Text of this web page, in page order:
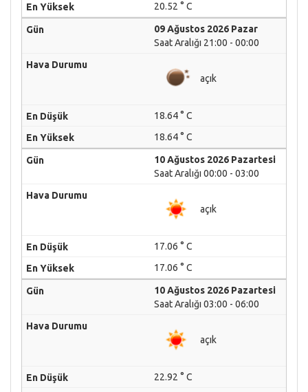
20.52 ° C
09 Ağustos 2026 Pazar
Saat Aralığı 21:00 - 00:00
açık
18.64 ° C
18.64 ° C
10 Ağustos 2026 Pazartesi
Saat Aralığı 00:00 - 03:00
açık
17.06 ° C
17.06 ° C
10 Ağustos 2026 Pazartesi
Saat Aralığı 03:00 - 06:00
açık
22.92 ° C